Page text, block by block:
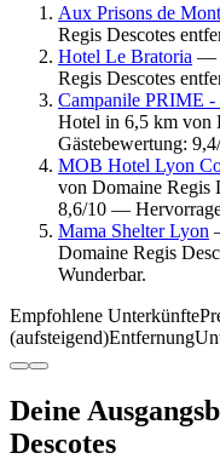
Aux Prisons de
Regis Descotes
Hotel Le Bratoria —
Regis Descotes
Campanile PRIME -
Hotel in 6,5 km von
Gästebewertung:
MOB Hotel Lyon
von Domaine Regis
8,6/10 —
Mama Shelter Lyon
Domaine Regis
Wunderbar.
Empfohlene Unterkünfte
(aufsteigend)Entfernung
Deine
Descotes